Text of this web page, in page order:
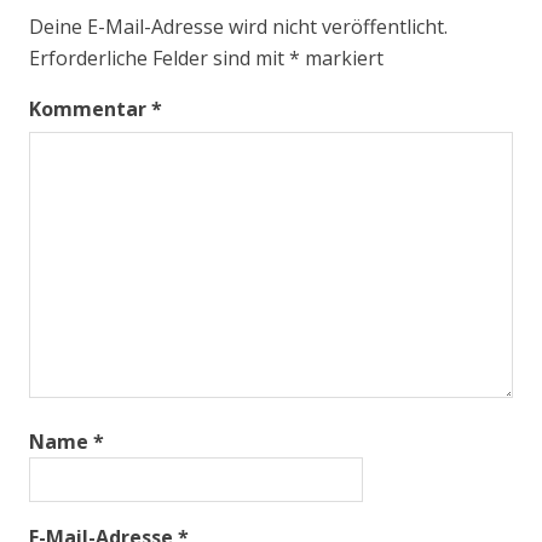
Deine E-Mail-Adresse wird nicht veröffentlicht.
Erforderliche Felder sind mit* markiert
Kommentar*
Name *